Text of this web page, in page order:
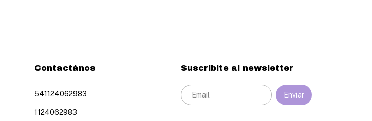
Contactános
541124062983
1124062983
Suscribite al newsletter